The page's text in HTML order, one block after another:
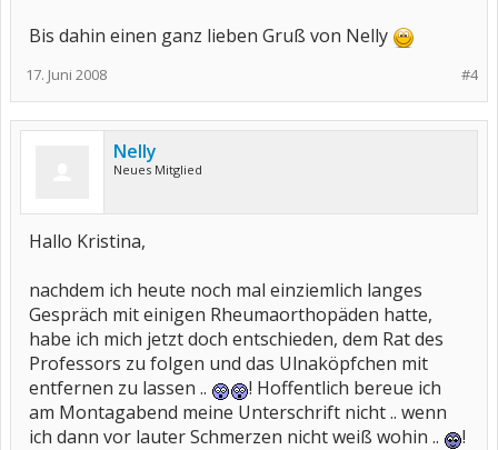
Bis dahin einen ganz lieben Gruß von Nelly
#4
17. Juni 2008
Nelly
Neues Mitglied
Hallo Kristina,
nachdem ich heute noch mal einziemlich langes
Gespräch mit einigen Rheumaorthopäden hatte,
habe ich mich jetzt doch entschieden, dem Rat des
Professors zu folgen und das Ulnaköpfchen mit
entfernen zu lassen ..
! Hoffentlich bereue ich
am Montagabend meine Unterschrift nicht .. wenn
ich dann vor lauter Schmerzen nicht weiß wohin ..
!